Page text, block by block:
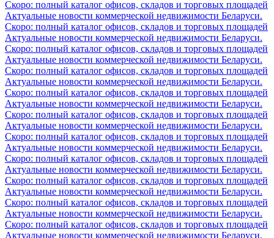
Скоро: полный каталог офисов, складов и торговых площадей
Актуальные новости коммерческой недвижимости Беларуси.
Скоро: полный каталог офисов, складов и торговых площадей
Актуальные новости коммерческой недвижимости Беларуси.
Скоро: полный каталог офисов, складов и торговых площадей
Актуальные новости коммерческой недвижимости Беларуси.
Скоро: полный каталог офисов, складов и торговых площадей
Актуальные новости коммерческой недвижимости Беларуси.
Скоро: полный каталог офисов, складов и торговых площадей
Актуальные новости коммерческой недвижимости Беларуси.
Скоро: полный каталог офисов, складов и торговых площадей
Актуальные новости коммерческой недвижимости Беларуси.
Скоро: полный каталог офисов, складов и торговых площадей
Актуальные новости коммерческой недвижимости Беларуси.
Скоро: полный каталог офисов, складов и торговых площадей
Актуальные новости коммерческой недвижимости Беларуси.
Скоро: полный каталог офисов, складов и торговых площадей
Актуальные новости коммерческой недвижимости Беларуси.
Скоро: полный каталог офисов, складов и торговых площадей
Актуальные новости коммерческой недвижимости Беларуси.
Скоро: полный каталог офисов, складов и торговых площадей
Актуальные новости коммерческой недвижимости Беларуси.